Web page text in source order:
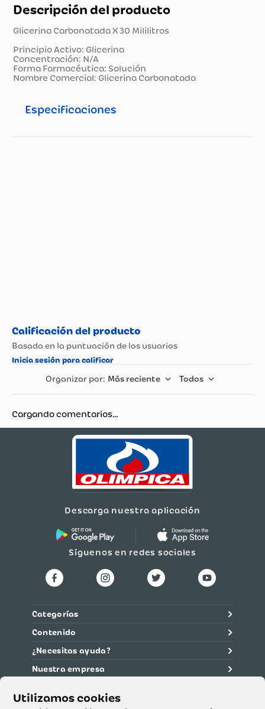
Descripción del producto
Glicerina Carbonatada X 30 Mililitros
Principio Activo: Glicerina
Concentración: N/A
Forma Farmacéutica: Solución
Nombre Comercial: Glicerina Carbonatada
Especificaciones
Más reciente Todos
Cargando comentarios…
Descarga nuestra aplicación
Síguenos en redes sociales
Categorías
Contenido
¿Necesitas ayuda?
Nuestra empresa